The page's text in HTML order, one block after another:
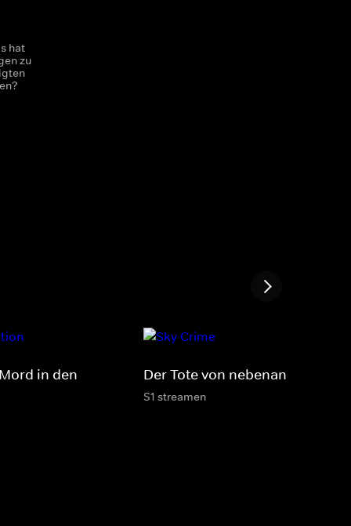
hat
zu
in den Der Tote von nebenan
S1 streamen